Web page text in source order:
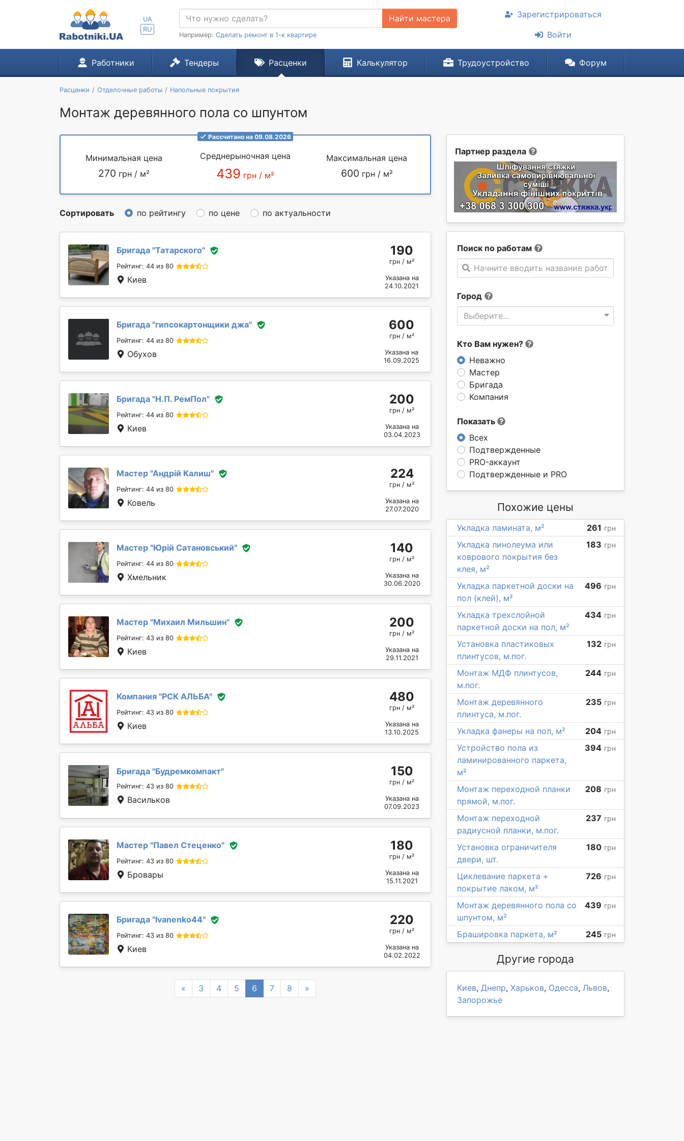
UA
RU
Найти мастера
Например: Сделать ремонт в 1-к квартире
Зарегистрироваться
Войти
Работники Тендеры Расценки Калькулятор Трудоустройство Форум
Расценки Отделочные работы Напольные покрытия
Монтаж деревянного пола со шпунтом
Партнер раздела
Поиск по работам
Начните вводить название работы
Город
Выберите...
Кто Вам нужен?
Неважно
Мастер
Бригада
Компания
Показать
Всех
Подтвержденные
PRO-аккаунт
Подтвержденные и PRO
Рассчитано на 09.08.2026
Минимальная цена
270 грн / м²
Среднерыночная цена
439 грн / м²
Максимальная цена
600 грн / м²
Сортировать по рейтингу по цене по актуальности
Бригада "Татарского"
Рейтинг: 44 из 80
Киев
190
грн / м²
Указана на
24.10.2021
Бригада "гипсокартонщики джа"
Рейтинг: 44 из 80
Обухов
600
грн / м²
Указана на
16.09.2025
Бригада "Н.П. РемПол"
Рейтинг: 44 из 80
Киев
200
грн / м²
Указана на
03.04.2023
Мастер "Андрій Калиш"
Рейтинг: 44 из 80
Ковель
224
грн / м²
Указана на
27.07.2020
Мастер "Юрій Сатановський"
Рейтинг: 44 из 80
Хмельник
140
грн / м²
Указана на
30.06.2020
Мастер "Михаил Мильшин"
Рейтинг: 43 из 80
Киев
200
грн / м²
Указана на
29.11.2021
Компания "РСК АЛЬБА"
Рейтинг: 43 из 80
Киев
480
грн / м²
Указана на
13.10.2025
Бригада "Будремкомпакт"
Рейтинг: 43 из 80
Васильков
150
грн / м²
Указана на
07.09.2023
Мастер "Павел Стеценко"
Рейтинг: 43 из 80
Бровары
180
грн / м²
Указана на
15.11.2021
Бригада "Ivanenko44"
Рейтинг: 43 из 80
Киев
220
грн / м²
Указана на
04.02.2022
« Previous
3 4 5 6 7 8 »
Похожие цены
Укладка ламината, м² 261 грн
Укладка линолеума или
коврового покрытия без
клея, м²
183 грн
Укладка паркетной доски на
пол (клей), м²
496 грн
Укладка трехслойной
паркетной доски на пол, м²
434 грн
Установка пластиковых
плинтусов, м.пог.
132 грн
Монтаж МДФ плинтусов,
м.пог.
244 грн
Монтаж деревянного
плинтуса, м.пог.
235 грн
Укладка фанеры на пол, м² 204 грн
Устройство пола из
ламинированного паркета,
м²
394 грн
Монтаж переходной планки
прямой, м.пог.
208 грн
Монтаж переходной
радиусной планки, м.пог.
237 грн
Установка ограничителя
двери, шт.
180 грн
Циклевание паркета +
покрытие лаком, м²
726 грн
Монтаж деревянного пола со
шпунтом, м²
439 грн
Брашировка паркета, м² 245 грн
Другие города
Киев, Днепр, Харьков, Одесса, Львов,
Запорожье